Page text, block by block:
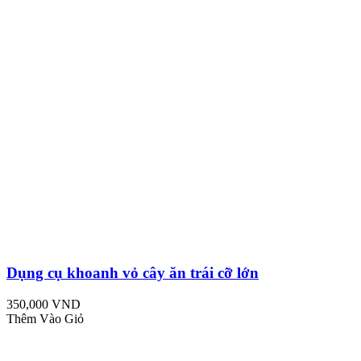
Dụng cụ khoanh vỏ cây ăn trái cỡ lớn
350,000 VND
Thêm Vào Giỏ